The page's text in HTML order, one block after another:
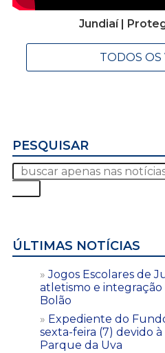
Jundiaí |
TODOS OS
PESQUISAR
ÚLTIMAS NOTÍCIAS
Jogos Escolares de
atletismo e integração
Bolão
Expediente do
sexta-feira (7) devido
Parque da Uva